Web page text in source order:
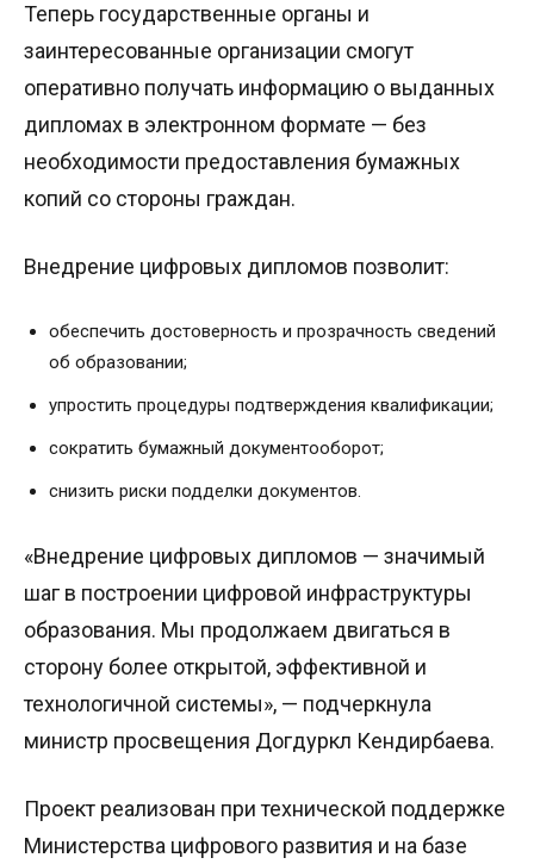
Теперь государственные органы и
заинтересованные организации смогут
оперативно получать информацию о выданных
дипломах в электронном формате — без
необходимости предоставления бумажных
копий со стороны граждан.
Внедрение цифровых дипломов позволит:
обеспечить достоверность и прозрачность сведений
об образовании;
упростить процедуры подтверждения квалификации;
сократить бумажный документооборот;
снизить риски подделки документов.
«Внедрение цифровых дипломов — значимый
шаг в построении цифровой инфраструктуры
образования. Мы продолжаем двигаться в
сторону более открытой, эффективной и
технологичной системы», — подчеркнула
министр просвещения Догдуркүл Кендирбаева.
Проект реализован при технической поддержке
Министерства цифрового развития и на базе